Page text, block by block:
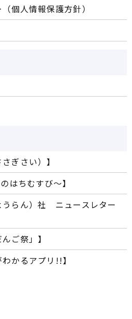
個人情報保護方針）
ぎさい）】
はちむすび～】
うらん）社 ニュースレター
ご祭」】
かるアプリ!!】